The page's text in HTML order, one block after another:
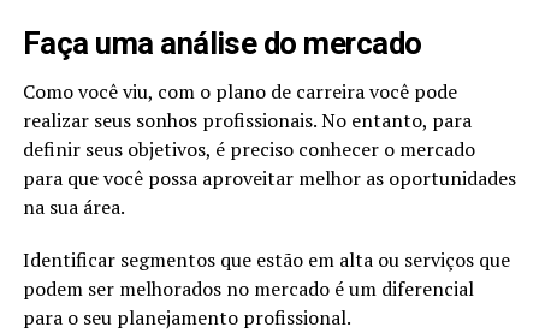
Faça uma análise do mercado
Como você viu, com o plano de carreira você pode
realizar seus sonhos profissionais. No entanto, para
definir seus objetivos, é preciso conhecer o mercado
para que você possa aproveitar melhor as oportunidades
na sua área.
Identificar segmentos que estão em alta ou serviços que
podem ser melhorados no mercado é um diferencial
para o seu planejamento profissional.